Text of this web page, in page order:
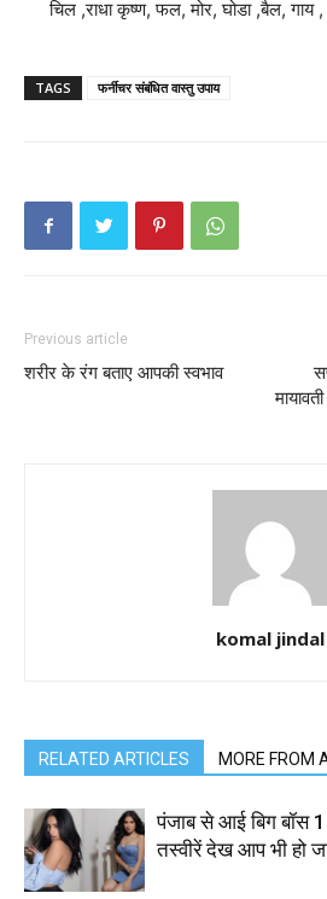
चिल ,राधा कृष्ण, फल, मोर, घोडा ,बैल, गाय
TAGS फर्नीचर संबंधित वास्तु उपाय
Previous article
शरीर के रंग बताए आपकी स्वभाव
komal jindal
RELATED ARTICLES MORE FROM
पंजाब से आई बिग बॉस
तस्वीरें देख आप भी हो